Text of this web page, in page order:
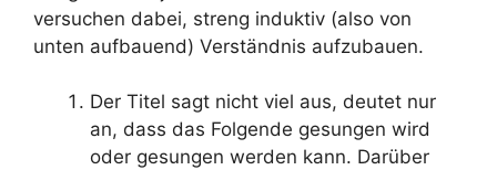
versuchen dabei, streng induktiv (also von
unten aufbauend) Verständnis aufzubauen.
Der Titel sagt nicht viel aus, deutet nur
an, dass das Folgende gesungen wird
oder gesungen werden kann. Darüber